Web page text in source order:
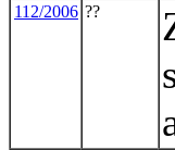
112/2006 ??